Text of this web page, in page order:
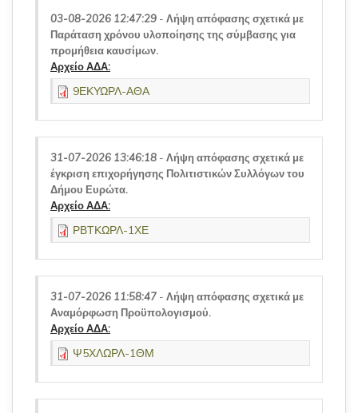
03-08-2026 12:47:29 - Λήψη απόφασης σχετικά με
Παράταση χρόνου υλοποίησης της σύμβασης για
προμήθεια καυσίμων.
Αρχείο ΑΔΑ:
9ΕΚΥΩΡΛ-ΑΘΑ
31-07-2026 13:46:18 - Λήψη απόφασης σχετικά με
έγκριση επιχορήγησης Πολιτιστικών Συλλόγων του
Δήμου Ευρώτα.
Αρχείο ΑΔΑ:
ΡΒΤΚΩΡΛ-1ΧΕ
31-07-2026 11:58:47 - Λήψη απόφασης σχετικά με
Αναμόρφωση Προϋπολογισμού.
Αρχείο ΑΔΑ:
Ψ5ΧΛΩΡΛ-1ΘΜ